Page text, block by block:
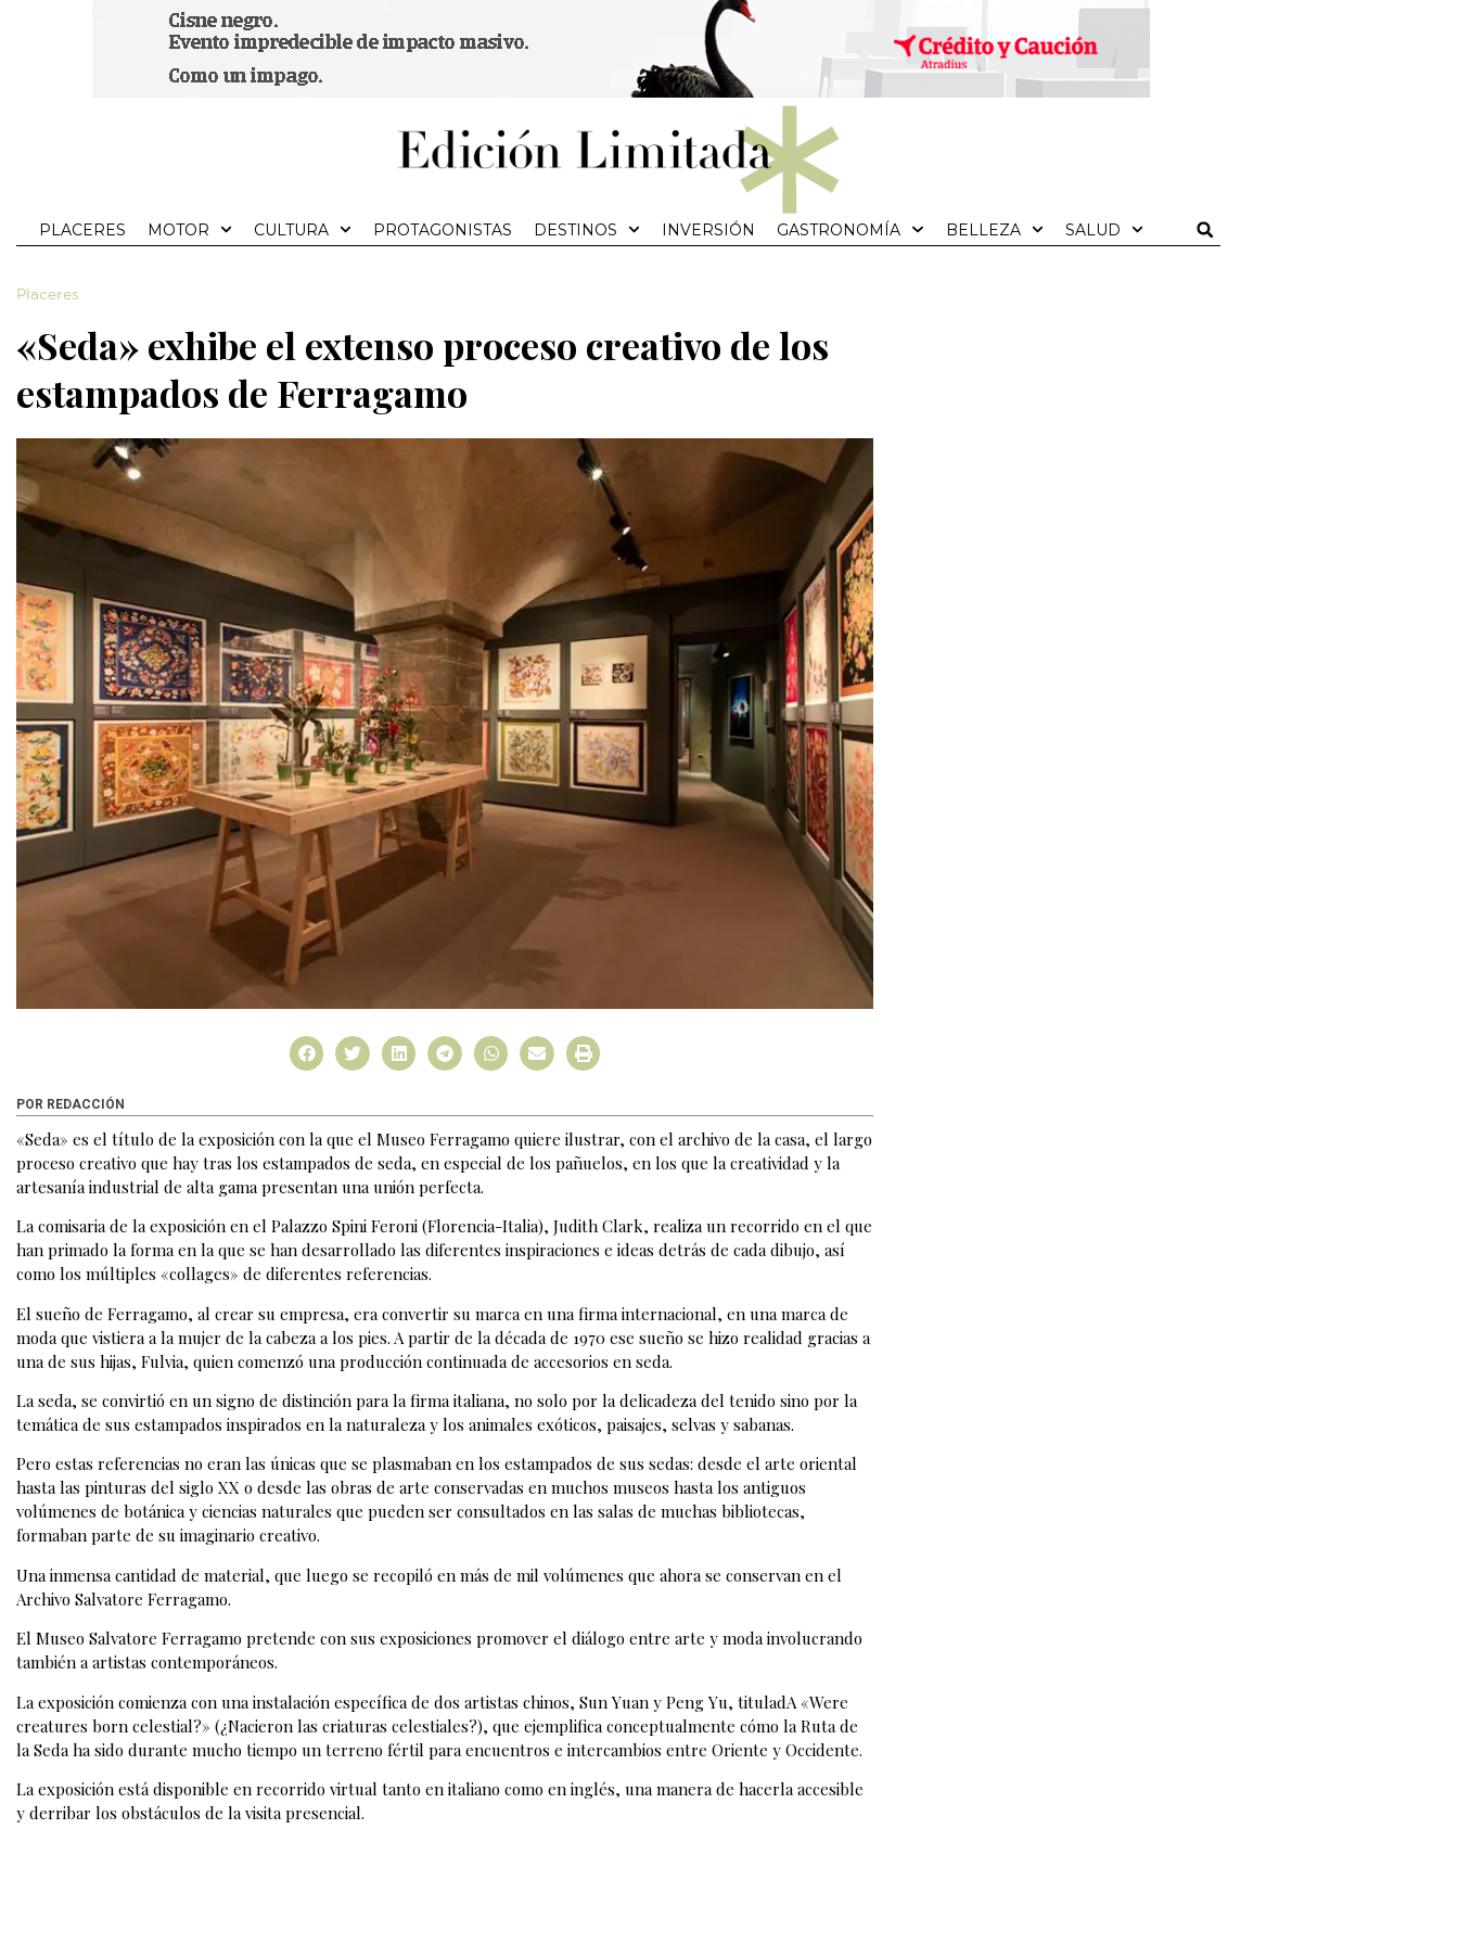
PLACERES MOTOR CULTURA PROTAGONISTAS DESTINOS INVERSIÓN GASTRONOMÍA BELLEZA SALUD
Placeres
«Seda» exhibe el extenso proceso creativo de los
estampados de Ferragamo
POR REDACCIÓN
«Seda» es el título de la exposición con la que el Museo Ferragamo quiere ilustrar, con el archivo de la casa, el largo
proceso creativo que hay tras los estampados de seda, en especial de los pañuelos, en los que la creatividad y la
artesanía industrial de alta gama presentan una unión perfecta.
La comisaria de la exposición en el Palazzo Spini Feroni (Florencia-Italia), Judith Clark, realiza un recorrido en el que
han primado la forma en la que se han desarrollado las diferentes inspiraciones e ideas detrás de cada dibujo, así
como los múltiples «collages» de diferentes referencias.
El sueño de Ferragamo, al crear su empresa, era convertir su marca en una firma internacional, en una marca de
moda que vistiera a la mujer de la cabeza a los pies. A partir de la década de 1970 ese sueño se hizo realidad gracias a
una de sus hijas, Fulvia, quien comenzó una producción continuada de accesorios en seda.
La seda, se convirtió en un signo de distinción para la firma italiana, no solo por la delicadeza del tenido sino por la
temática de sus estampados inspirados en la naturaleza y los animales exóticos, paisajes, selvas y sabanas.
Pero estas referencias no eran las únicas que se plasmaban en los estampados de sus sedas: desde el arte oriental
hasta las pinturas del siglo XX o desde las obras de arte conservadas en muchos museos hasta los antiguos
volúmenes de botánica y ciencias naturales que pueden ser consultados en las salas de muchas bibliotecas,
formaban parte de su imaginario creativo.
Una inmensa cantidad de material, que luego se recopiló en más de mil volúmenes que ahora se conservan en el
Archivo Salvatore Ferragamo.
El Museo Salvatore Ferragamo pretende con sus exposiciones promover el diálogo entre arte y moda involucrando
también a artistas contemporáneos.
La exposición comienza con una instalación específica de dos artistas chinos, Sun Yuan y Peng Yu, tituladA «Were
creatures born celestial?» (¿Nacieron las criaturas celestiales?), que ejemplifica conceptualmente cómo la Ruta de
la Seda ha sido durante mucho tiempo un terreno fértil para encuentros e intercambios entre Oriente y Occidente.
La exposición está disponible en recorrido virtual tanto en italiano como en inglés, una manera de hacerla accesible
y derribar los obstáculos de la visita presencial.